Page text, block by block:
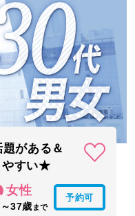
題がある＆
やすい★
女性
37歳 まで
予約可